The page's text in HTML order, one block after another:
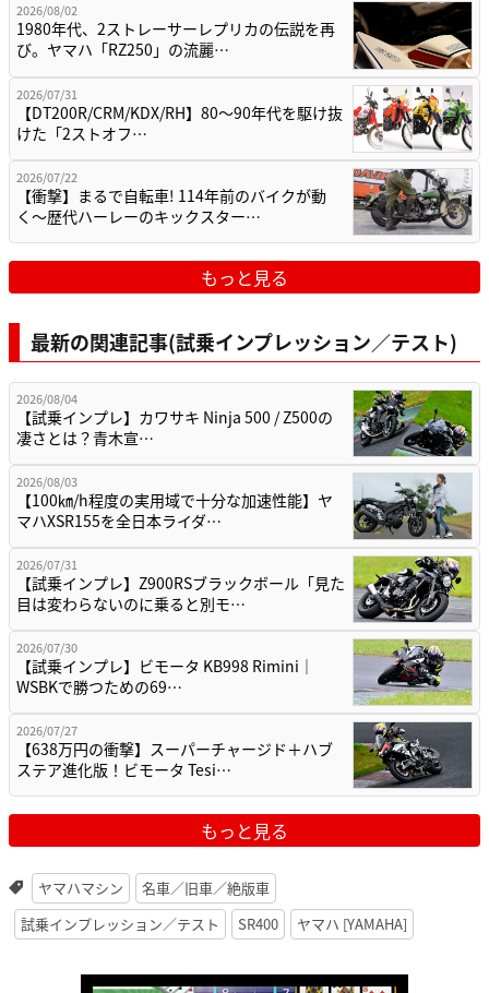
2026/08/02
1980年代、2ストレーサーレプリカの伝説を再
び。ヤマハ「RZ250」の流麗…
2026/07/31
【DT200R/CRM/KDX/RH】80〜90年代を駆け抜
けた「2ストオフ…
2026/07/22
【衝撃】まるで自転車! 114年前のバイクが動
く〜歴代ハーレーのキックスター…
もっと見る
最新の関連記事(試乗インプレッション／テスト)
2026/08/04
【試乗インプレ】カワサキ Ninja 500 / Z500の
凄さとは？青木宣…
2026/08/03
【100㎞/h程度の実用域で十分な加速性能】ヤ
マハXSR155を全日本ライダ…
2026/07/31
【試乗インプレ】Z900RSブラックボール「見た
目は変わらないのに乗ると別モ…
2026/07/30
【試乗インプレ】ビモータ KB998 Rimini｜
WSBKで勝つための69…
2026/07/27
【638万円の衝撃】スーパーチャージド＋ハブ
ステア進化版！ビモータ Tesi…
もっと見る
ヤマハマシン
名車／旧車／絶版車
試乗インプレッション／テスト
SR400 ヤマハ [YAMAHA]